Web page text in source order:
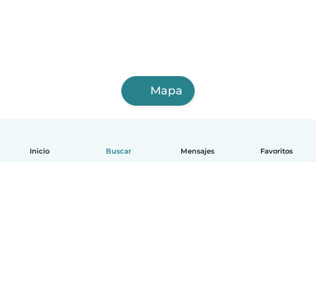
Inicio Buscar Mensajes Favoritos
Mapa